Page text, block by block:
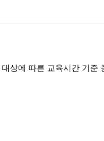
상에 따른 교육시간 기준